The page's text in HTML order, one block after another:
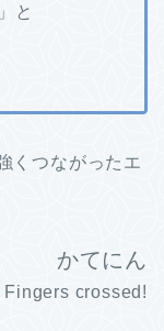
と
くつながったエ
かてにん
Fingers crossed!